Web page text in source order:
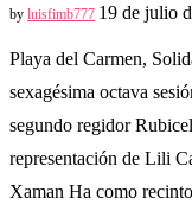
by luisfimb777 19 de julio
Playa del Carmen,
sexagésima octava
segundo regidor
representación de Lili
Xaman Ha como